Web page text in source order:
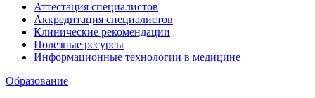
Аттестация специалистов
Аккредитация специалистов
Клинические рекомендации
Полезные ресурсы
Информационные технологии в медицине
Образование